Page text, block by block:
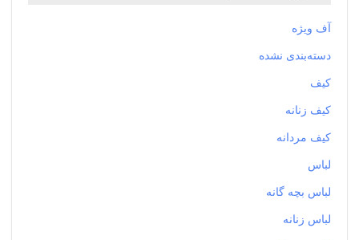
آف ویژه
دسته‌بندی نشده
کیف
کیف زنانه
کیف مردانه
لباس
لباس بچه گانه
لباس زنانه